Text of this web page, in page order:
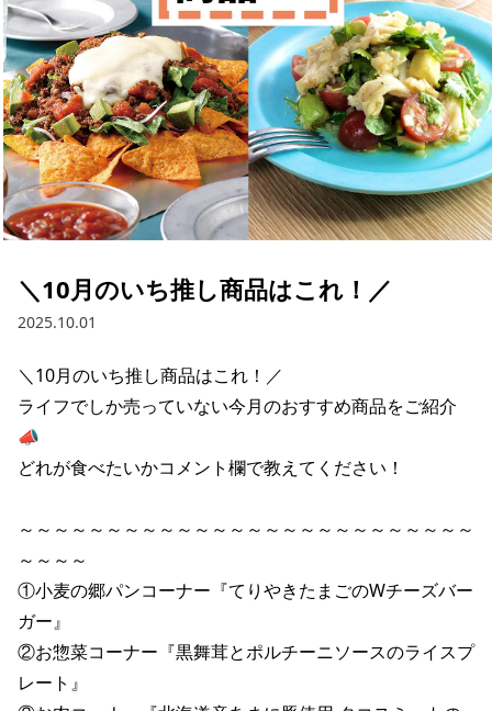
お問い合わせ
Contact us in English
＼10月のいち推し商品はこれ！／
2025.10.01
＼10月のいち推し商品はこれ！／
ライフでしか売っていない今月のおすすめ商品をご紹介
📣
どれが食べたいかコメント欄で教えてください！
～～～～～～～～～～～～～～～～～～～～～～～～～～
～～～～
①小麦の郷パンコーナー『てりやきたまごのWチーズバー
ガー』
②お惣菜コーナー『黒舞茸とポルチーニソースのライスプ
レート』